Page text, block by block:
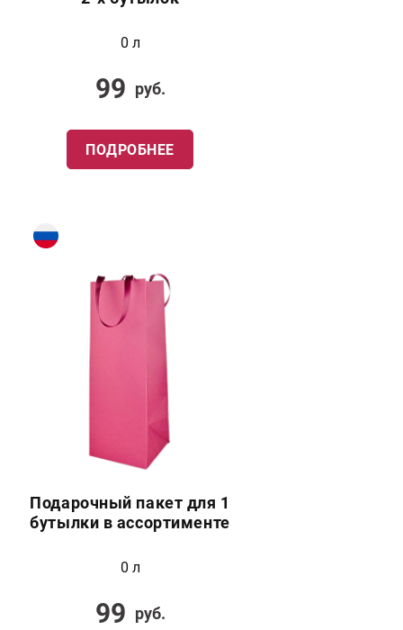
0 л
99 руб.
ПОДРОБНЕЕ
Подарочный пакет для 1
бутылки в ассортименте
0 л
99 руб.